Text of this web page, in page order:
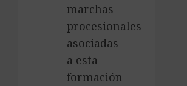
marchas
procesionales
asociadas
a esta
formación